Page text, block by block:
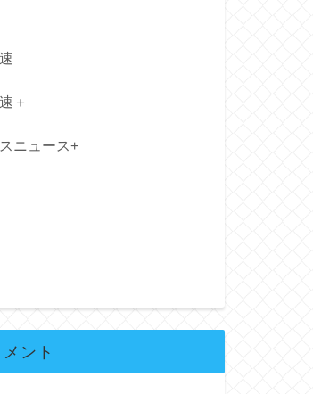
＋
ニュース+
ント